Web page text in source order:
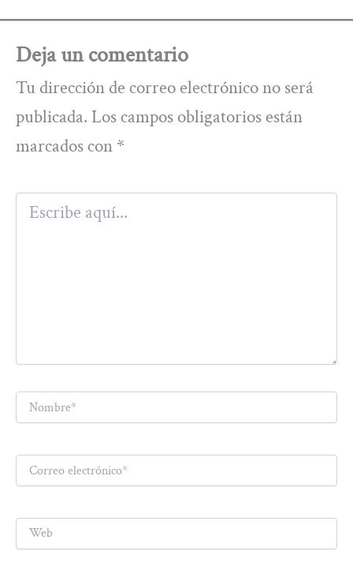
Deja un comentario
Tu dirección de correo electrónico no será
publicada. Los campos obligatorios están
marcados con *
Escribe
aquí...
Nombre*
Correo
electrónico*
Web